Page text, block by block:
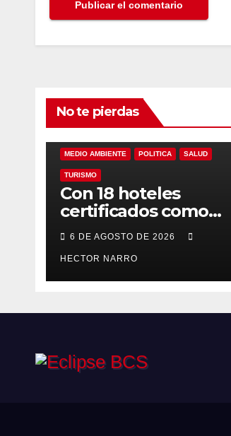
No te pierdas
MEDIO AMBIENTE POLITICA SALUD
TURISMO
Con 18 hoteles
certificados como
refugios
temporales,
Gobierno de Los
Cabos refuerza la
garantiza un destino
6 DE AGOSTO DE 2026
HECTOR NARRO